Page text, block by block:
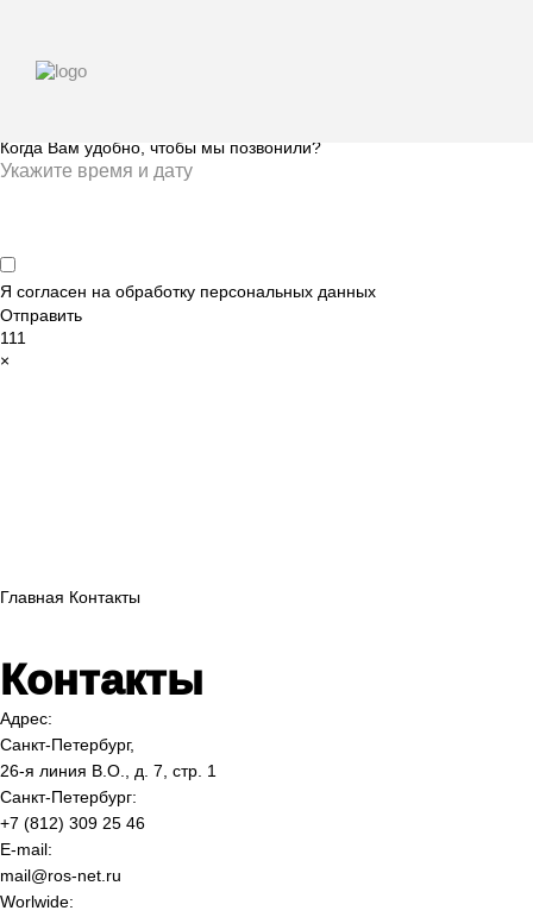
Когда Вам удобно, чтобы мы позвонили?
Я согласен на обработку персональных данных
Отправить
111
×
Главная Контакты
Контакты
Адрес:
Санкт-Петербург,
26-я линия В.О., д. 7, стр. 1
Санкт-Петербург:
+7 (812) 309 25 46
E-mail:
mail@ros-net.ru
Worlwide: